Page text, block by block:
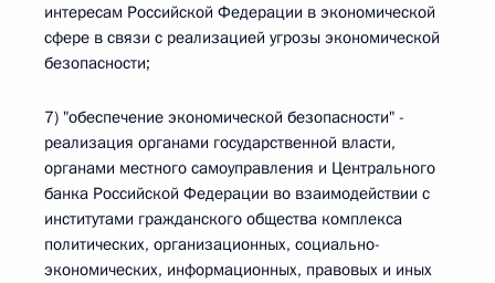
интересам Российской Федерации в экономической
сфере в связи с реализацией угрозы экономической
безопасности;
7) "обеспечение экономической безопасности" -
реализация органами государственной власти,
органами местного самоуправления и Центрального
банка Российской Федерации во взаимодействии с
институтами гражданского общества комплекса
политических, организационных, социально-
экономических, информационных, правовых и иных